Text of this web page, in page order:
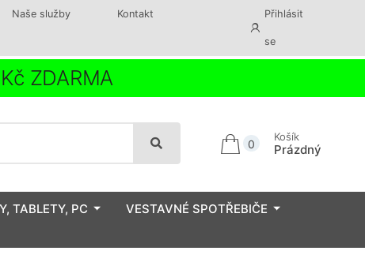
Naše služby Kontakt Přihlásit
se
ZDARMA
0
Košík
Prázdný
TABLETY, PC
VESTAVNÉ SPOTŘEBIČE